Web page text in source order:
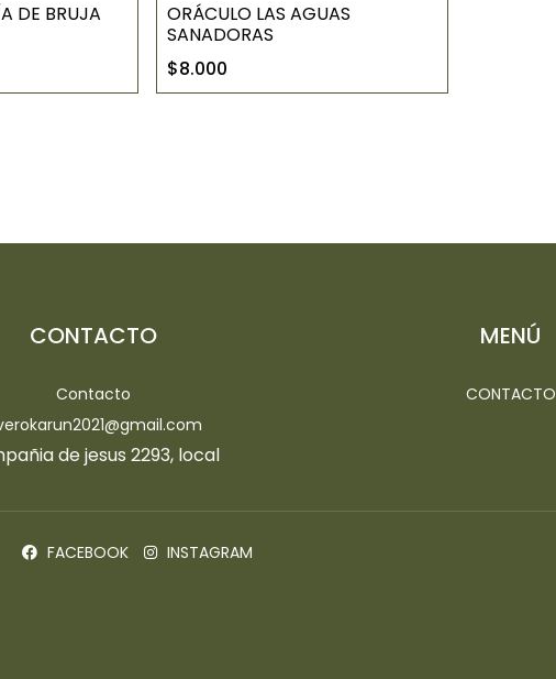
DE BRUJA
ORÁCULO LAS AGUAS
SANADORAS
$8.000
CONTACTO
Contacto
de jesus 2293, local
MENÚ
CONTACTO
FACEBOOK INSTAGRAM